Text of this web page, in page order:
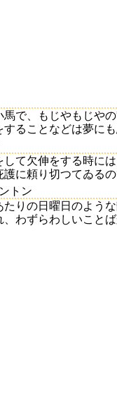
で、もじやもじや
ることなどは夢に
て欠伸をする時に
に頼り切つてゐる
トン
りの日曜日のよう
わずらわしいこと